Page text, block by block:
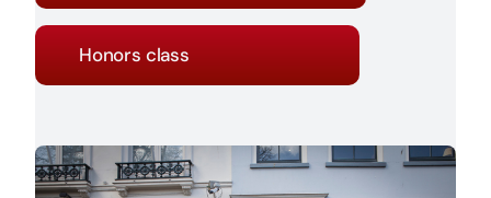
Honors class